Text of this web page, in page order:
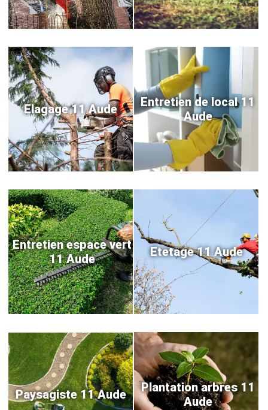
Elagage 11 Aude
Entretien de local 11
Aude
Entretien espace vert
11 Aude
Etetage 11 Aude
Paysagiste 11 Aude
Plantation arbres 11
Aude